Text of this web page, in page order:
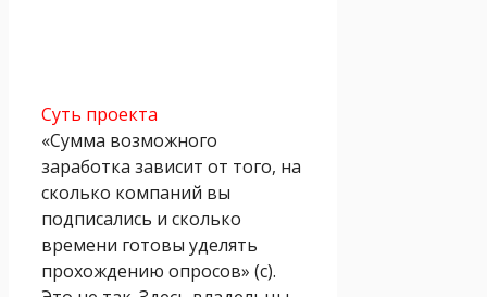
Суть проекта
«Сумма возможного
заработка зависит от того, на
сколько компаний вы
подписались и сколько
времени готовы уделять
прохождению опросов» (с).